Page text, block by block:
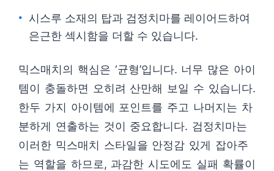
시스루 소재의 탑과 검정치마를 레이어드하여
은근한 섹시함을 더할 수 있습니다.
믹스매치의 핵심은 ‘균형’입니다. 너무 많은 아이
템이 충돌하면 오히려 산만해 보일 수 있습니다.
한두 가지 아이템에 포인트를 주고 나머지는 차
분하게 연출하는 것이 중요합니다. 검정치마는
이러한 믹스매치 스타일을 안정감 있게 잡아주
는 역할을 하므로, 과감한 시도에도 실패 확률이